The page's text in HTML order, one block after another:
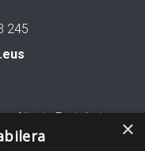
245
Aitortu Partekatu ×